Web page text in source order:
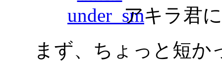
アキラ君
まず、ちょっと短か